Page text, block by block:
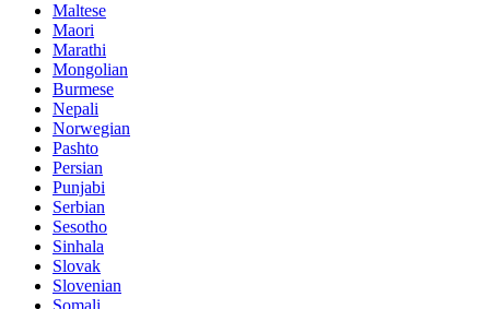
Maltese
Maori
Marathi
Mongolian
Burmese
Nepali
Norwegian
Pashto
Persian
Punjabi
Serbian
Sesotho
Sinhala
Slovak
Slovenian
Somali